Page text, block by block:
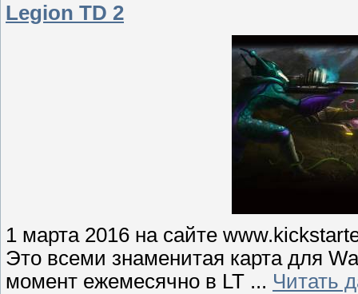
Legion TD 2
1 марта 2016 на сайте
Это всеми знаменитая карта для
момент ежемесячно в LT ... Читать